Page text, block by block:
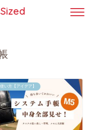
い方【アイデア】